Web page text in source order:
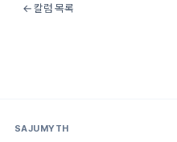
← 칼럼 목록
SAJUMYTH